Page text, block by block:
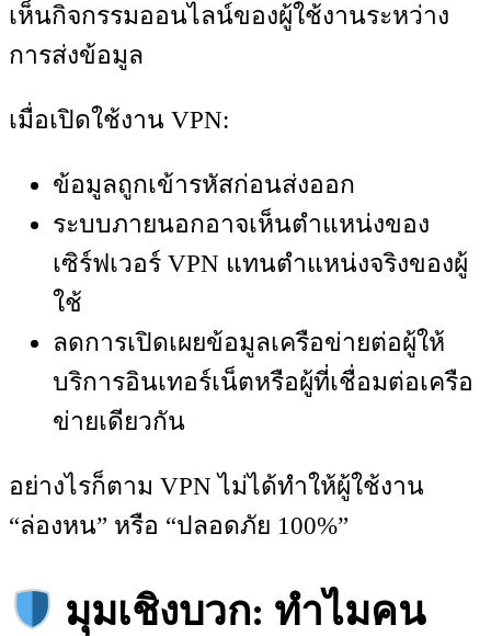
เห็นกิจกรรมออนไลน์ของผู้ใช้งานระหว่าง
การส่งข้อมูล
เมื่อเปิดใช้งาน VPN:
ข้อมูลถูกเข้ารหัสก่อนส่งออก
ระบบภายนอกอาจเห็นตำแหน่งของ
เซิร์ฟเวอร์ VPN แทนตำแหน่งจริงของผู้
ใช้
ลดการเปิดเผยข้อมูลเครือข่ายต่อผู้ให้
บริการอินเทอร์เน็ตหรือผู้ที่เชื่อมต่อเครือ
ข่ายเดียวกัน
อย่างไรก็ตาม VPN ไม่ได้ทำให้ผู้ใช้งาน
“ล่องหน” หรือ “ปลอดภัย 100%”
มุมเชิงบวก: ทำไมคน